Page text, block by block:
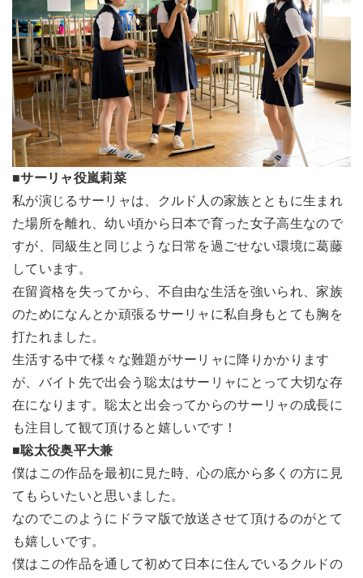
■サーリャ役嵐莉菜
私が演じるサーリャは、クルド人の家族とともに生まれ
た場所を離れ、幼い頃から日本で育った女子高生なので
すが、同級生と同じような日常を過ごせない環境に葛藤
しています。
在留資格を失ってから、不自由な生活を強いられ、家族
のためになんとか頑張るサーリャに私自身もとても胸を
打たれました。
生活する中で様々な難題がサーリャに降りかかります
が、バイト先で出会う聡太はサーリャにとって大切な存
在になります。聡太と出会ってからのサーリャの成長に
も注目して観て頂けると嬉しいです！
■聡太役奥平大兼
僕はこの作品を最初に見た時、心の底から多くの方に見
てもらいたいと思いました。
なのでこのようにドラマ版で放送させて頂けるのがとて
も嬉しいです。
僕はこの作品を通して初めて日本に住んでいるクルドの